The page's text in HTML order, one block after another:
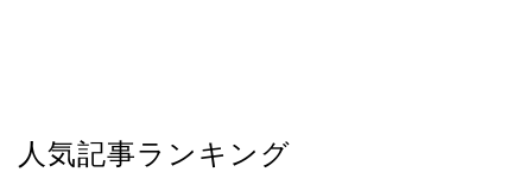
人気記事ランキング